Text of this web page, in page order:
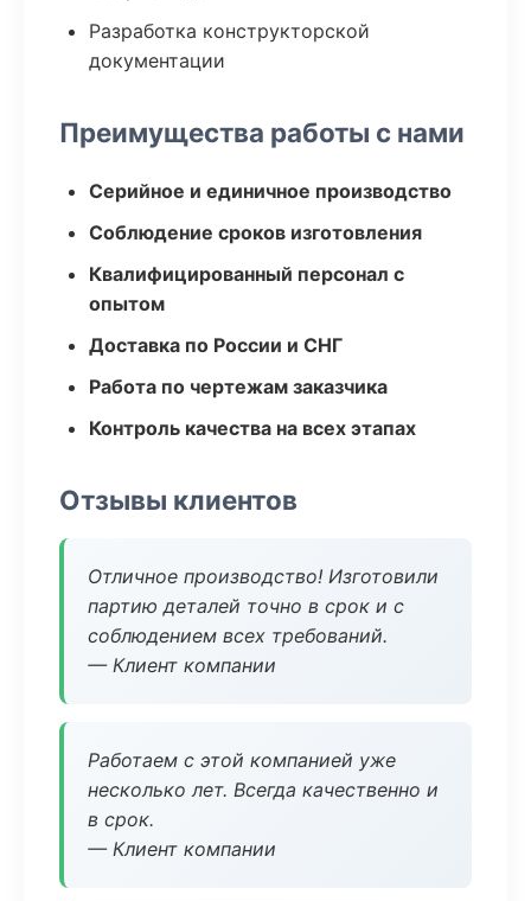
Разработка конструкторской
документации
Преимущества работы с нами
Серийное и единичное производство
Соблюдение сроков изготовления
Квалифицированный персонал с
опытом
Доставка по России и СНГ
Работа по чертежам заказчика
Контроль качества на всех этапах
Отзывы клиентов
Отличное производство! Изготовили
партию деталей точно в срок и с
соблюдением всех требований.
— Клиент компании
Работаем с этой компанией уже
несколько лет. Всегда качественно и
в срок.
— Клиент компании